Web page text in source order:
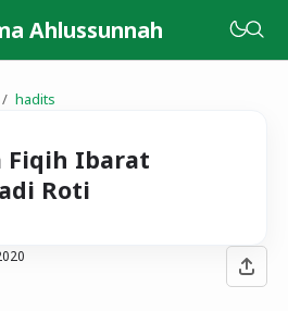
Ahlussunnah
hadits
Fiqih Ibarat
Roti